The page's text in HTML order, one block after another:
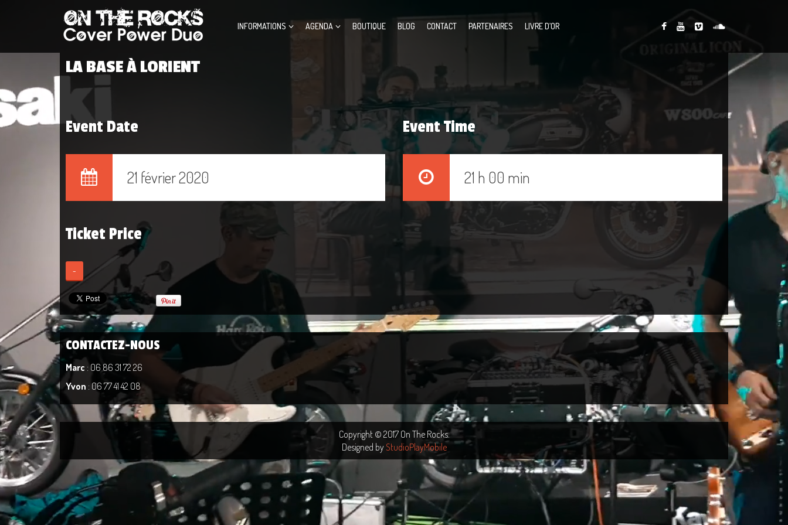
INFORMATIONS AGENDA BOUTIQUE BLOG CONTACT PARTENAIRES LIVRE D’OR
LA BASE À LORIENT
Event Date
21 février 2020
Event Time
21 h 00 min
Ticket Price
-
CONTACTEZ-NOUS
Marc : 06 86 31 72 26
Yvon : 06 77 41 42 08
Copyright © 2017 On The Rocks.
Designed by StudioPlayMobile